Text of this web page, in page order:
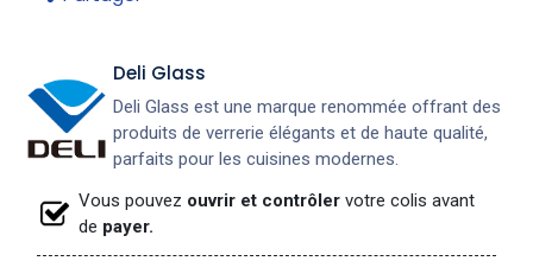
Deli Glass
Deli Glass est une marque renommée offrant des
produits de verrerie élégants et de haute qualité,
parfaits pour les cuisines modernes.
Vous pouvez ouvrir et contrôler votre colis avant
de payer.